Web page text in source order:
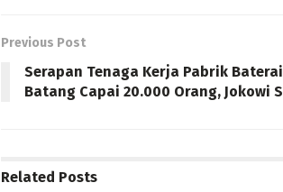
Previous Post
Serapan Tenaga Kerja Pabrik
Batang Capai 20.000 Orang, Jokowi
Related Posts